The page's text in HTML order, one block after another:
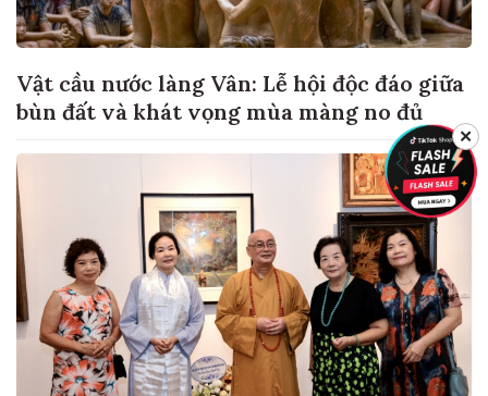
Vật cầu nước làng Vân: Lễ hội độc đáo giữa
bùn đất và khát vọng mùa màng no đủ
✕